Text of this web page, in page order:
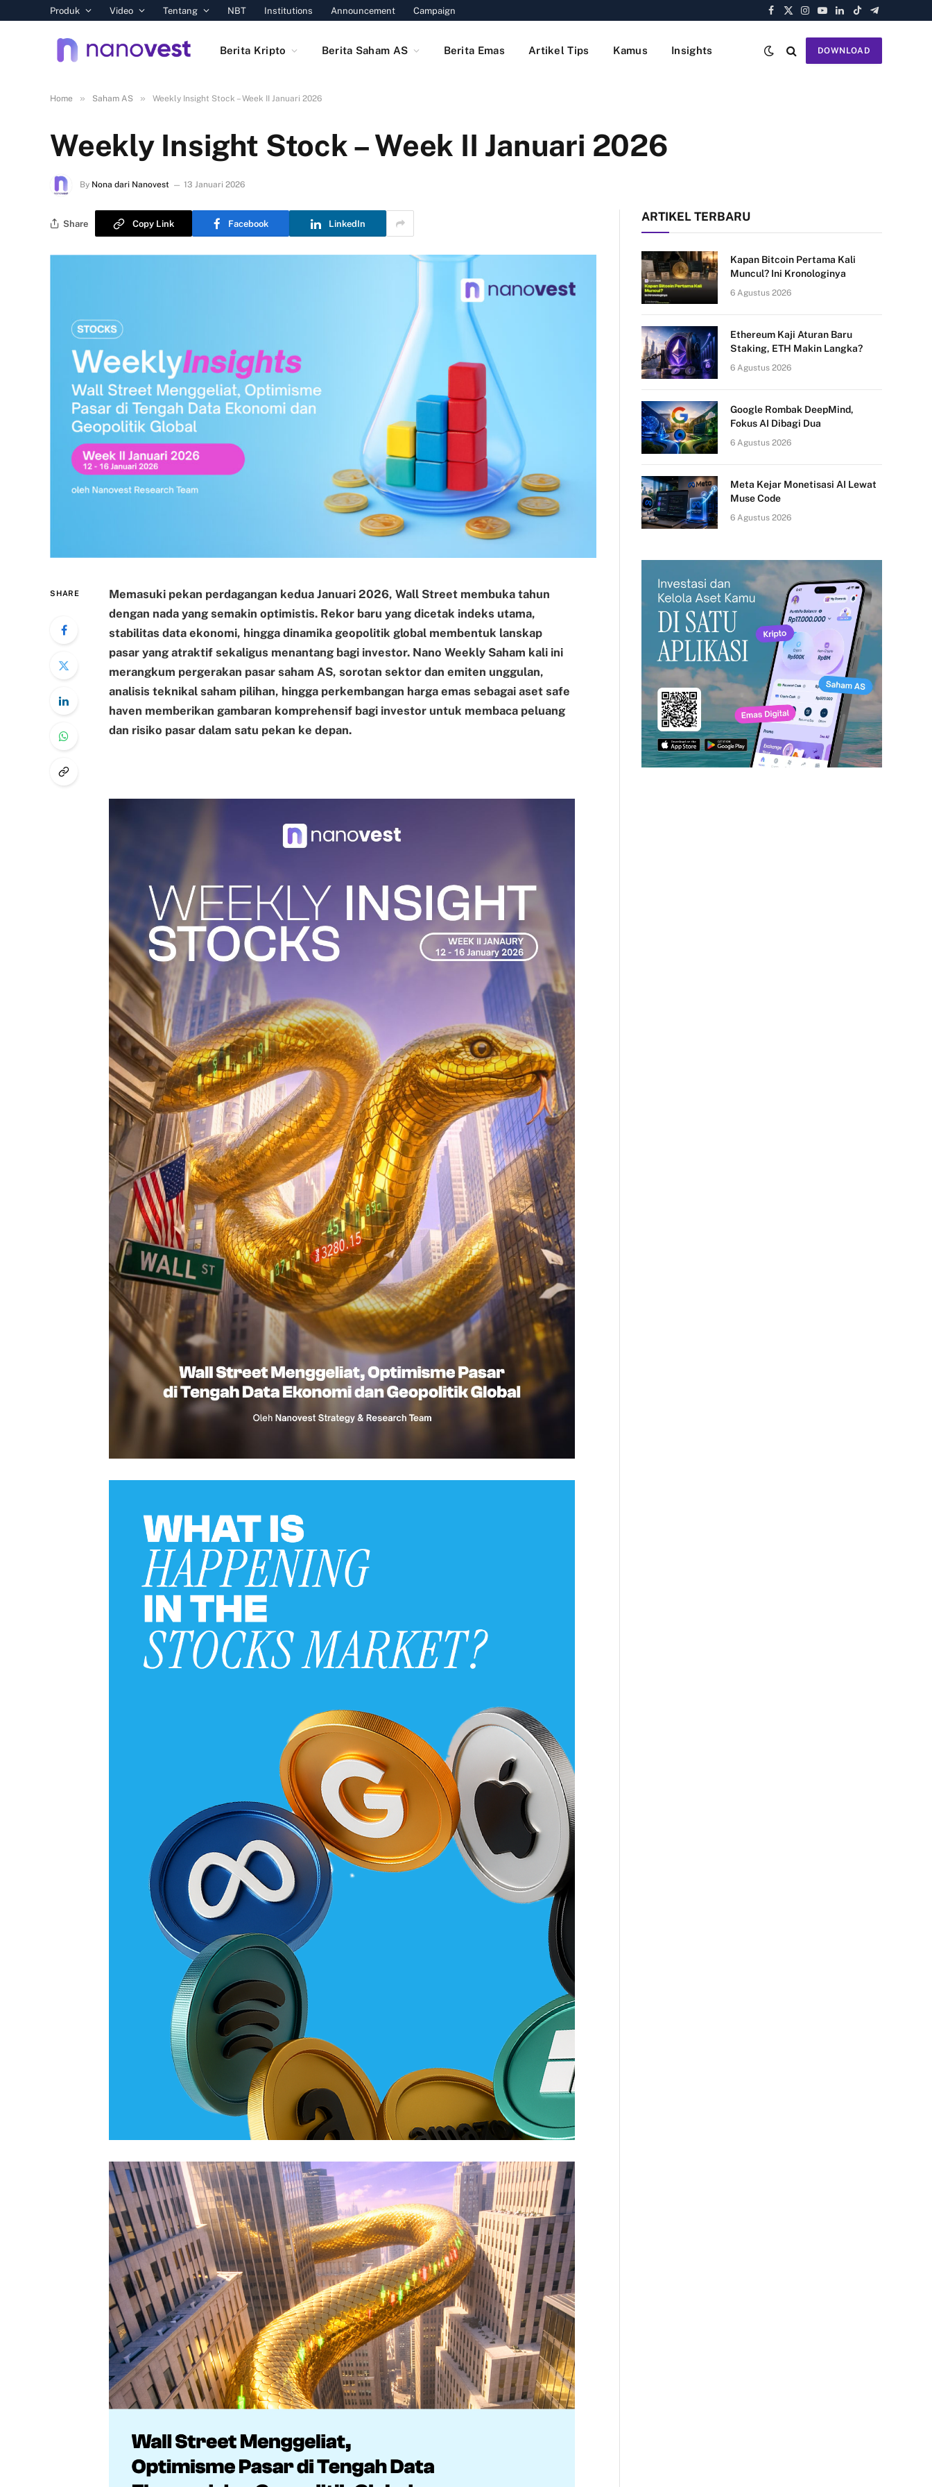
Produk Video Tentang NBT Institutions Announcement Campaign
Facebook
X
Instagram
YouTube
LinkedIn
TikTokTelegram
Berita Kripto Berita Saham AS Berita Emas Artikel Tips Kamus Insights DOWNLOAD
Home » Saham AS » Weekly Insight Stock – Week II Januari 2026
Weekly Insight Stock – Week II Januari 2026
By Nona dari Nanovest 13 Januari 2026
Share Copy Link Facebook LinkedIn
SHARE
Memasuki pekan perdagangan kedua Januari 2026, Wall Street membuka tahun
dengan nada yang semakin optimistis. Rekor baru yang dicetak indeks utama,
stabilitas data ekonomi, hingga dinamika geopolitik global membentuk lanskap
pasar yang atraktif sekaligus menantang bagi investor. Nano Weekly Saham kali ini
merangkum pergerakan pasar saham AS, sorotan sektor dan emiten unggulan,
analisis teknikal saham pilihan, hingga perkembangan harga emas sebagai aset safe
haven memberikan gambaran komprehensif bagi investor untuk membaca peluang
dan risiko pasar dalam satu pekan ke depan.
ARTIKEL TERBARU
Kapan Bitcoin Pertama Kali
Muncul? Ini Kronologinya
6 Agustus 2026
Ethereum Kaji Aturan Baru
Staking, ETH Makin Langka?
6 Agustus 2026
Google Rombak DeepMind,
Fokus AI Dibagi Dua
6 Agustus 2026
Meta Kejar Monetisasi AI Lewat
Muse Code
6 Agustus 2026